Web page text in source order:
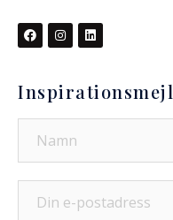
Inspirationsmejl